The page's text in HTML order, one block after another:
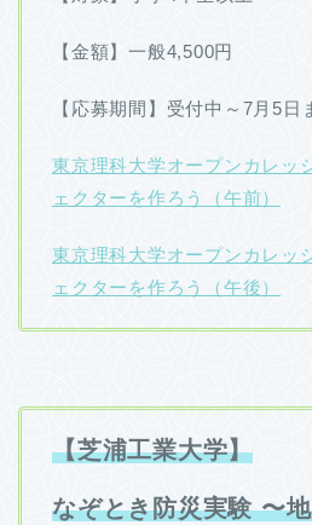
【金額】一般4,500円
【応募期間】受付中～7月5日
東京理科大学オープンカレッ
ェクターを作ろう（午前）
東京理科大学オープンカレッ
ェクターを作ろう（午後）
【芝浦工業大学】
なぞとき防災実験 〜